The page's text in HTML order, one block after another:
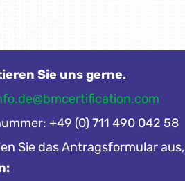
Sie uns gerne.
+49 (0) 711 490 042 58
Sie das Antragsformular aus,